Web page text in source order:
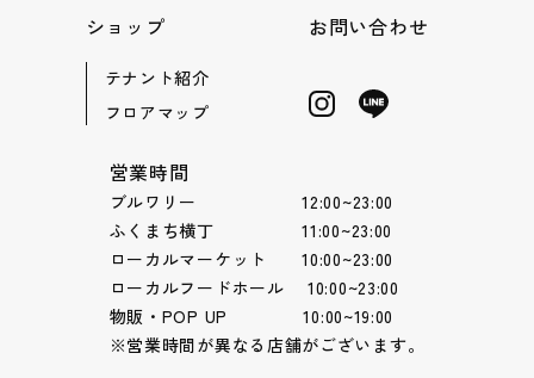
ショップ
テナント紹介
フロアマップ
お問い合わせ
営業時間
ブルワリー 12:00~23:00
ふくまち横丁 11:00~23:00
ローカルマーケット 10:00~23:00
ローカルフードホール 10:00~23:00
物販・POP UP 10:00~19:00
※営業時間が異なる店舗がございます。